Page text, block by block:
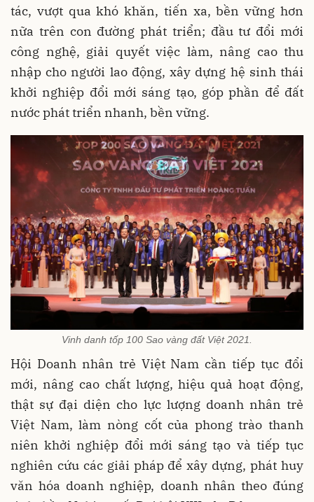
tác, vượt qua khó khăn, tiến xa, bền vững hơn
nữa trên con đường phát triển; đầu tư đổi mới
công nghệ, giải quyết việc làm, nâng cao thu
nhập cho người lao động, xây dựng hệ sinh thái
khởi nghiệp đổi mới sáng tạo, góp phần để đất
nước phát triển nhanh, bền vững.
Vinh danh tốp 100 Sao vàng đất Việt 2021.
Hội Doanh nhân trẻ Việt Nam cần tiếp tục đổi
mới, nâng cao chất lượng, hiệu quả hoạt động,
thật sự đại diện cho lực lượng doanh nhân trẻ
Việt Nam, làm nòng cốt của phong trào thanh
niên khởi nghiệp đổi mới sáng tạo và tiếp tục
nghiên cứu các giải pháp để xây dựng, phát huy
văn hóa doanh nghiệp, doanh nhân theo đúng